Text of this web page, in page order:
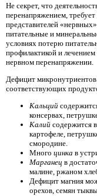
Не секрет, что
перенапряжением,
представителей
питательные и
условиях потерю
профилактикой и
нервном перенапряжении.
Дефицит
соответствующих
Кальций
консервах,
Калий содержится
картофеле,
смородине.
Много цинка в
Марганец в
малине, ржаном
Дефицит магния
орехов, семян